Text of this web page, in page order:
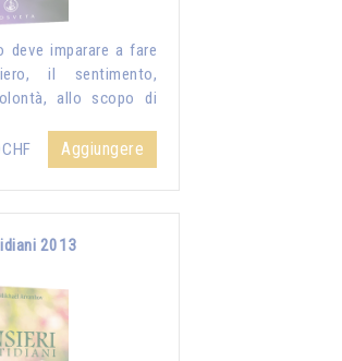
deve imparare a fare
il sentimento,
allo scopo di
Aggiungere
2013